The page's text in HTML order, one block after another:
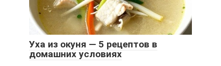
Уха из окуня — 5 рецептов в
домашних условиях